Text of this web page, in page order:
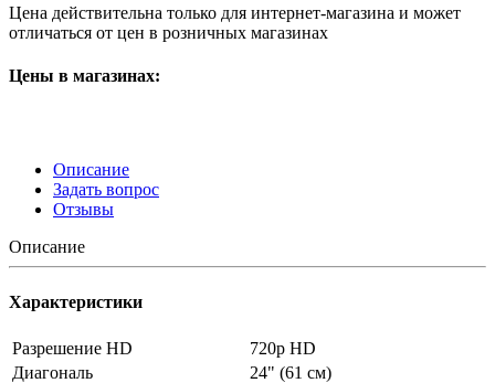
Цена действительна только для интернет-магазина и может
отличаться от цен в розничных магазинах
Цены в магазинах:
Описание
Задать вопрос
Отзывы
Описание
Характеристики
Разрешение HD
720p HD
Диагональ
24" (61 см)